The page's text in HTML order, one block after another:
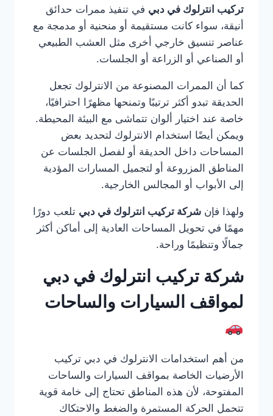
تركيب انترلوك في دبي في تنفيذ ممرات حدائق
أنيقة، سواء كانت مستقيمة أو منحنية أو مدمجة مع
عناصر تنسيق خارجي أخرى مثل العشب الطبيعي
أو الصناعي أو الزراعة أو الجلسات.
كما أن الممرات المصنوعة من الانترلوك تجعل
الحديقة تبدو أكثر ترتيبًا وتمنحها مظهرًا احترافيًا،
خاصة عند اختيار ألوان تتماشى مع البيئة المحيطة.
ويمكن أيضًا استخدام الانترلوك لتحديد بعض
المساحات داخل الحديقة أو لفصل الجلسات عن
المناطق المزروعة أو لتجميل المسارات المؤدية
إلى الأبواب أو المجالس الخارجية.
ولهذا فإن شركة تركيب انترلوك في دبي تلعب دورًا
مهمًا في تحويل المساحات العادية إلى أماكن أكثر
جمالًا وتنظيمًا وراحة.
شركة تركيب انترلوك في دبي
لمواقف السيارات والساحات
من أهم استخدامات الانترلوك في دبي تركيب
الأرضيات الخاصة بمواقف السيارات والساحات
المفتوحة، لأن هذه المناطق تحتاج إلى خامة قوية
تتحمل الحركة المستمرة والضغط والاحتكاك